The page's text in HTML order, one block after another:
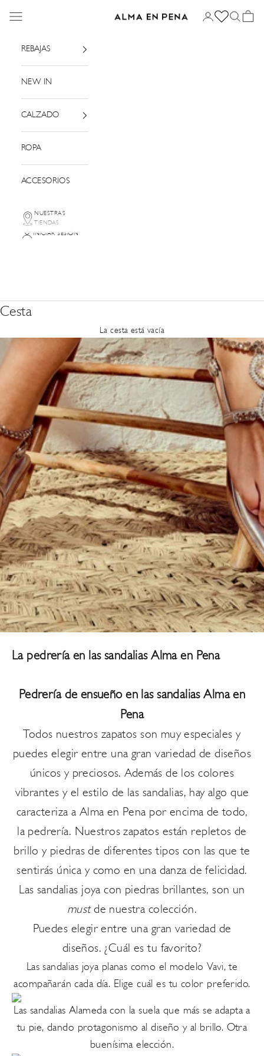
Alma en Pena
Menú Iniciar sesión
Buscar
Cesta
REBAJAS
NEW IN
CALZADO
ROPA
ACCESORIOS
NUESTRAS
TIENDAS
INICIAR SESIÓN
Cesta
La cesta está vacía
La pedrería en las sandalias Alma en Pena
Pedrería de ensueño en las sandalias Alma en
Pena
Todos nuestros zapatos son muy especiales y
puedes elegir entre una gran variedad de diseños
únicos y preciosos. Además de los colores
vibrantes y el estilo de las sandalias, hay algo que
caracteriza a Alma en Penapor encima de todo,
la pedrería. Nuestroszapatos están repletos de
brillo y piedras de diferentes tipos con las que te
sentirás única y como en una danza de felicidad.
Las sandalias joya con piedras brillantes, son un
mustde nuestra colección.
Puedes elegir entre una gran variedad de
diseños. ¿Cuál es tu favorito?
Lassandalias joya planas como el modelo Vavi, te
acompañarán cada día. Elige cuál es tu color preferido.
Las sandalias Alamedacon la suela que más se adapta a
tu pie, dando protagonismo al diseño y al brillo. Otra
buenísima elección.